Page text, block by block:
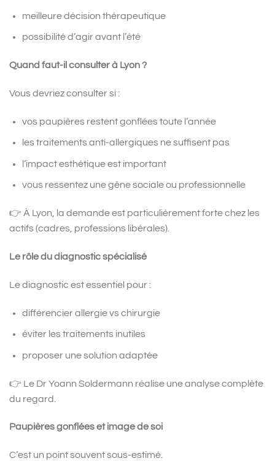
meilleure décision thérapeutique
possibilité d’agir avant l’été
Quand faut-il consulter à Lyon ?
Vous devriez consulter si :
vos paupières restent gonflées toute l’année
les traitements anti-allergiques ne suffisent pas
l’impact esthétique est important
vous ressentez une gêne sociale ou professionnelle
👉 À Lyon, la demande est particulièrement forte chez les
actifs (cadres, professions libérales).
Le rôle du diagnostic spécialisé
Le diagnostic est essentiel pour :
différencier allergie vs chirurgie
éviter les traitements inutiles
proposer une solution adaptée
👉 Le Dr Yoann Soldermann réalise une analyse complète
du regard.
Paupières gonflées et image de soi
C’est un point souvent sous-estimé.